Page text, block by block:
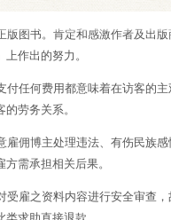
版图书。肯定和感激作者及出
作出的努力。
付任何费用都意味着在访客的
劳务关系。
雇佣博主处理违法、有伤民族
需承担相关后果。
受雇之资料内容进行安全审查